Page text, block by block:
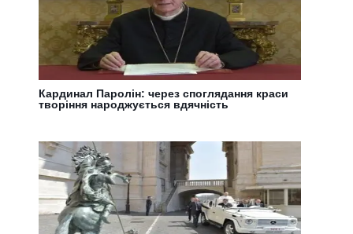
Кардинал Паролін: через споглядання краси
творіння народжується вдячність